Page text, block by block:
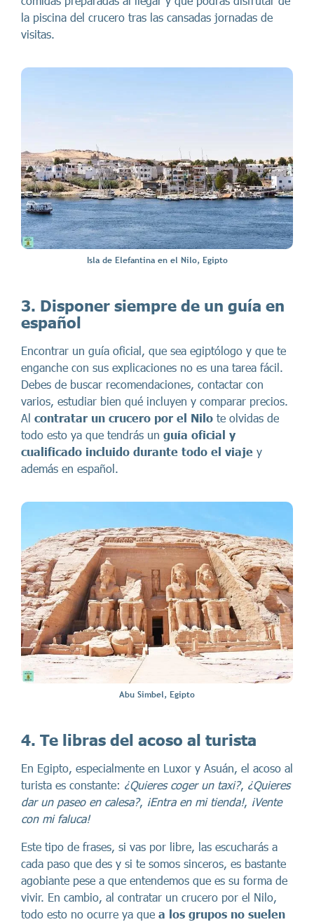
la piscina del crucero tras las cansadas jornadas de
visitas.
Isla de Elefantina en el Nilo, Egipto
3. Disponer siempre de un guía en
español
Encontrar un guía oficial, que sea egiptólogo y que te
enganche con sus explicaciones no es una tarea fácil.
Debes de buscar recomendaciones, contactar con
varios, estudiar bien qué incluyen y comparar precios.
Al contratar un crucero por el Nilo te olvidas de
todo esto ya que tendrás un guía oficial y
cualificado incluido durante todo el viaje y
además en español.
Abu Simbel, Egipto
4. Te libras del acoso al turista
En Egipto, especialmente en Luxor y Asuán, el acoso al
turista es constante: ¿Quieres coger un taxi?, ¿Quieres
dar un paseo en calesa?, ¡Entra en mi tienda!, ¡Vente
con mi faluca!
Este tipo de frases, si vas por libre, las escucharás a
cada paso que des y si te somos sinceros, es bastante
agobiante pese a que entendemos que es su forma de
vivir. En cambio, al contratar un crucero por el Nilo,
todo esto no ocurre ya que a los grupos no suelen